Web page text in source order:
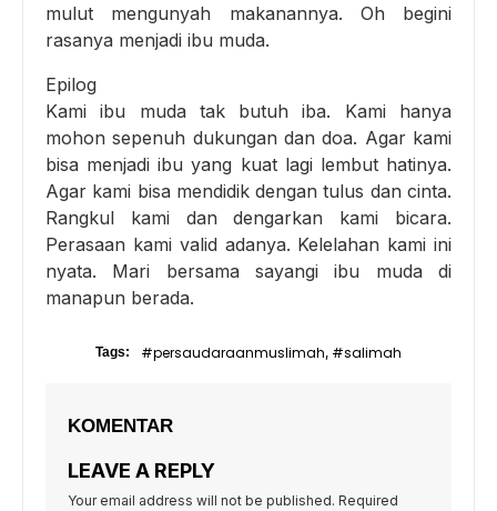
mulut mengunyah makanannya. Oh begini
rasanya menjadi ibu muda.
Epilog
Kami ibu muda tak butuh iba. Kami hanya
mohon sepenuh dukungan dan doa. Agar kami
bisa menjadi ibu yang kuat lagi lembut hatinya.
Agar kami bisa mendidik dengan tulus dan cinta.
Rangkul kami dan dengarkan kami bicara.
Perasaan kami valid adanya. Kelelahan kami ini
nyata. Mari bersama sayangi ibu muda di
manapun berada.
Tags: #persaudaraanmuslimah, #salimah
KOMENTAR
LEAVE A REPLY
Your email address will not be published. Required